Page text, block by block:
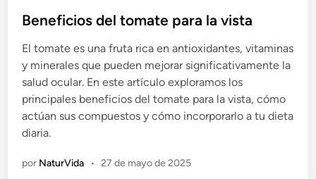
b
i
c
a
d
o
e
Beneficios del tomate para la vista
El tomate es una fruta rica en antioxidantes, vitaminas
y minerales que pueden mejorar significativamente la
salud ocular. En este artículo exploramos los
principales beneficios del tomate para la vista, cómo
actúan sus compuestos y cómo incorporarlo a tu dieta
diaria.
por NaturVida • 27 de mayo de 2025